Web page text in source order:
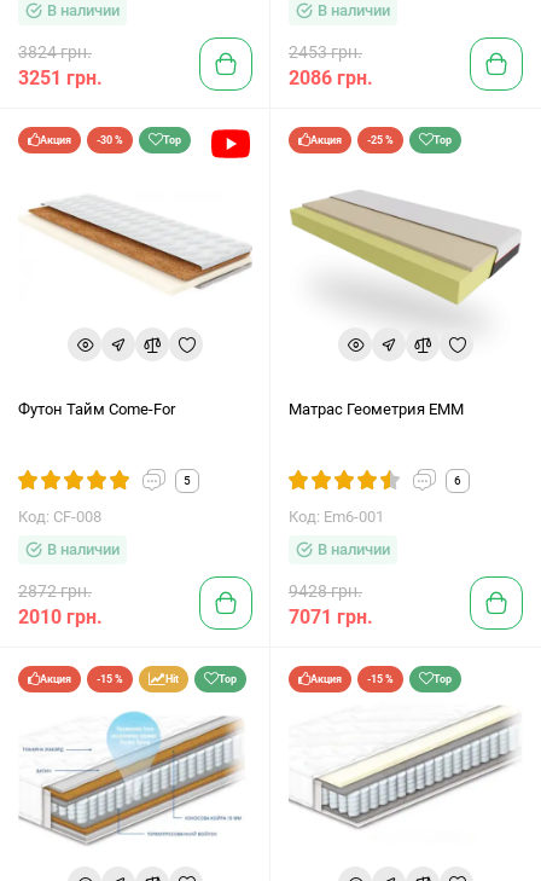
В наличии
3824 грн.
3251 грн.
В наличии
2453 грн.
2086 грн.
Акция -30 % Top
Футон Тайм Come-For
5
Код: CF-008
В наличии
2872 грн.
2010 грн.
Акция -25 % Top
Матрас Геометрия ЕММ
6
Код: Em6-001
В наличии
9428 грн.
7071 грн.
Акция -15 % Hit Top Акция -15 % Top